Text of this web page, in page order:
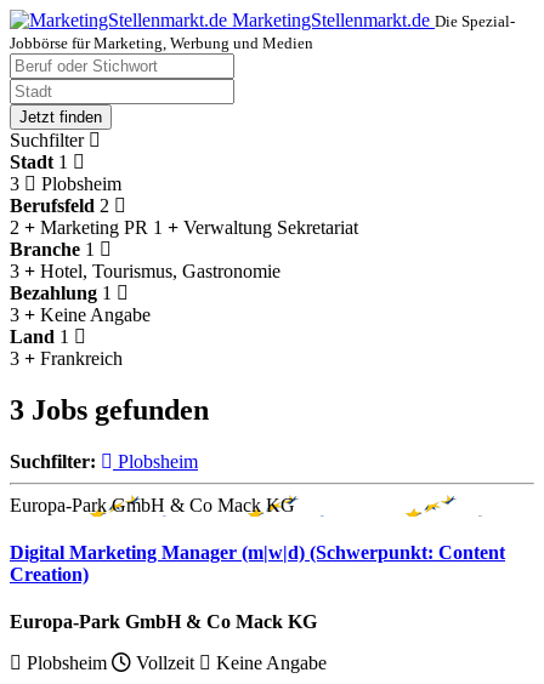
MarketingStellenmarkt.de Die Spezial-
Jobbörse für Marketing, Werbung und Medien
Jetzt finden
Suchfilter
Stadt 1
3
Plobsheim
Berufsfeld 2
2
Marketing PR 1
Verwaltung Sekretariat
Branche 1
3
Hotel, Tourismus, Gastronomie
Bezahlung 1
3
Keine Angabe
Land 1
3
Frankreich
3 Jobs gefunden
Suchfilter: Plobsheim
Europa-Park GmbH & Co Mack KG
Digital Marketing Manager (m|w|d) (Schwerpunkt: Content
Creation)
Europa-Park GmbH & Co Mack KG
Plobsheim
Vollzeit Keine Angabe